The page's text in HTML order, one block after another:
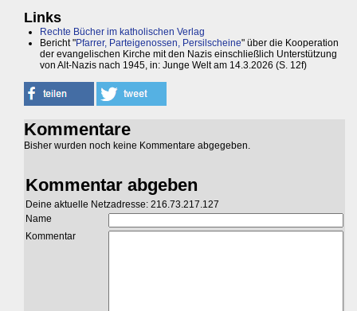
Links
Rechte Bücher im katholischen Verlag
Bericht "Pfarrer, Parteigenossen, Persilscheine" über die Kooperation
der evangelischen Kirche mit den Nazis einschließlich Unterstützung
von Alt-Nazis nach 1945, in: Junge Welt am 14.3.2026 (S. 12f)
Kommentare
Bisher wurden noch keine Kommentare abgegeben.
Kommentar abgeben
Deine aktuelle Netzadresse: 216.73.217.127
Name
Kommentar